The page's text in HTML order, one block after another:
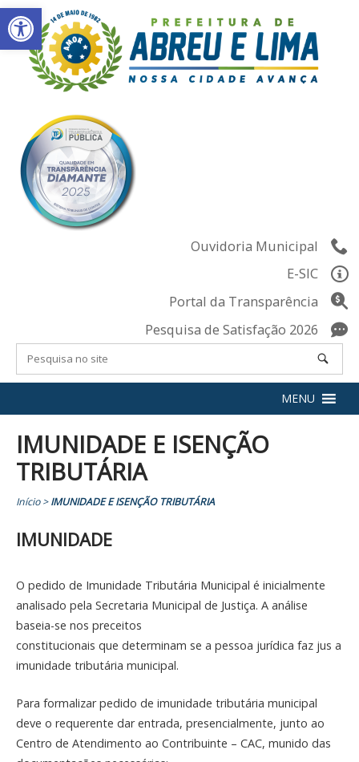
Abrir a barra de ferramentas
Skip
to
content
Ouvidoria Municipal
E-SIC
Portal da Transparência
Pesquisa de Satisfação 2026
MENU
IMUNIDADE E ISENÇÃO
TRIBUTÁRIA
Início>IMUNIDADE E ISENÇÃO TRIBUTÁRIA
IMUNIDADE
O pedido de Imunidade Tributária Municipal é inicialmente
analisado pela Secretaria Municipal de Justiça. A análise
baseia-se nos preceitos
constitucionais que determinam se a pessoa jurídica faz jus a
imunidade tributária municipal.
Para formalizar pedido de imunidade tributária municipal
deve o requerente dar entrada, presencialmente, junto ao
Centro de Atendimento ao Contribuinte – CAC, munido das